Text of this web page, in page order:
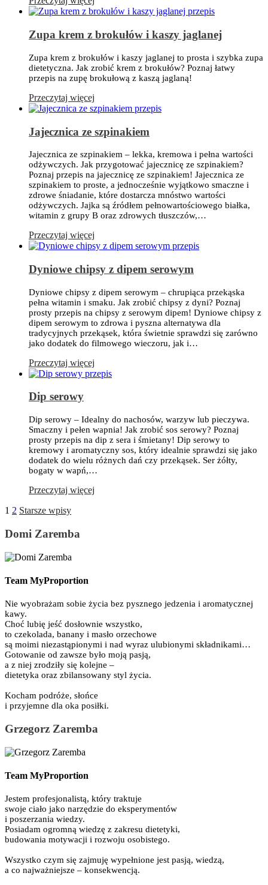
Zupa krem z brokułów i kaszy jaglanej
Zupa krem z brokułów i kaszy jaglanej to prosta i szybka zupa
dietetyczna. Jak zrobić krem z brokułów? Poznaj łatwy
przepis na zupę brokułową z kaszą jaglaną!
Przeczytaj więcej
Jajecznica ze szpinakiem
Jajecznica ze szpinakiem – lekka, kremowa i pełna wartości
odżywczych. Jak przygotować jajecznicę ze szpinakiem?
Poznaj przepis na jajecznicę ze szpinakiem! Jajecznica ze
szpinakiem to proste, a jednocześnie wyjątkowo smaczne i
zdrowe śniadanie, które dostarcza mnóstwo wartości
odżywczych. Jajka są źródłem pełnowartościowego białka,
witamin z grupy B oraz zdrowych tłuszczów,…
Przeczytaj więcej
Dyniowe chipsy z dipem serowym
Dyniowe chipsy z dipem serowym – chrupiąca przekąska
pełna witamin i smaku. Jak zrobić chipsy z dyni? Poznaj
prosty przepis na chipsy z serowym dipem! Dyniowe chipsy z
dipem serowym to zdrowa i pyszna alternatywa dla
tradycyjnych przekąsek, która świetnie sprawdzi się zarówno
jako dodatek do filmowego wieczoru, jak i…
Przeczytaj więcej
Dip serowy
Dip serowy – Idealny do nachosów, warzyw lub pieczywa.
Smaczny i pełen wapnia! Jak zrobić sos serowy? Poznaj
prosty przepis na dip z sera i śmietany! Dip serowy to
kremowy i aromatyczny sos, który idealnie sprawdzi się jako
dodatek do wielu różnych dań czy przekąsek. Ser żółty,
bogaty w wapń,…
Przeczytaj więcej
1 2 Starsze wpisy
Domi Zaremba
Team MyProportion
Nie wyobrażam sobie życia bez pysznego jedzenia i aromatycznej
kawy.
Choć lubię jeść dosłownie wszystko,
to czekolada, banany i masło orzechowe
są moimi niezastąpionymi i nad wyraz ulubionymi składnikami…
Gotowanie od zawsze było moją pasją,
a z niej zrodziły się kolejne –
dietetyka oraz zbilansowany styl życia.
Kocham podróże, słońce
i przyjemne dla oka posiłki.
Grzegorz Zaremba
Team MyProportion
Jestem profesjonalistą, który traktuje
swoje ciało jako narzędzie do eksperymentów
i poszerzania wiedzy.
Posiadam ogromną wiedzę z zakresu dietetyki,
budowania motywacji i rozwoju osobistego.
Wszystko czym się zajmuję wypełnione jest pasją, wiedzą,
a co najważniejsze – konsekwencją.